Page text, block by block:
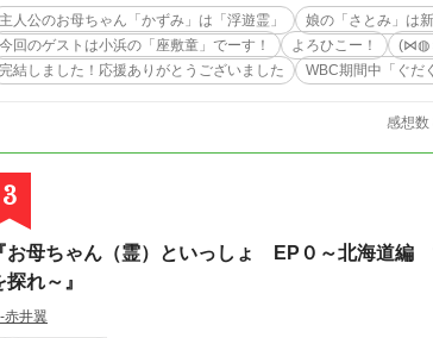
主人公のお母ちゃん「かずみ」は「浮遊霊」 娘の「さとみ」は
今回のゲストは小浜の「座敷童」でーす！
よろひこー！
(⋈◍
完結しました！応援ありがとうございました
WBC期間中「ぐだ
感想数
3
お母ちゃん（霊）といっしょ EP０～北海道編
探れ～』
赤井翼